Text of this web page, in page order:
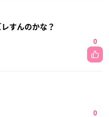
すんのかな？
0
0